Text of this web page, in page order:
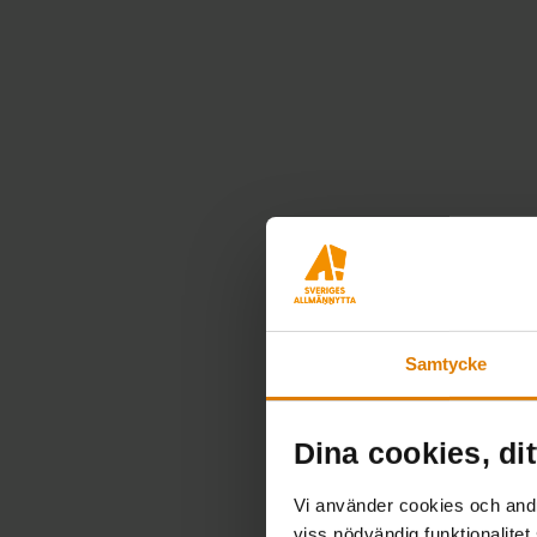
Samtycke
Dina cookies,
Vi använder cookies och